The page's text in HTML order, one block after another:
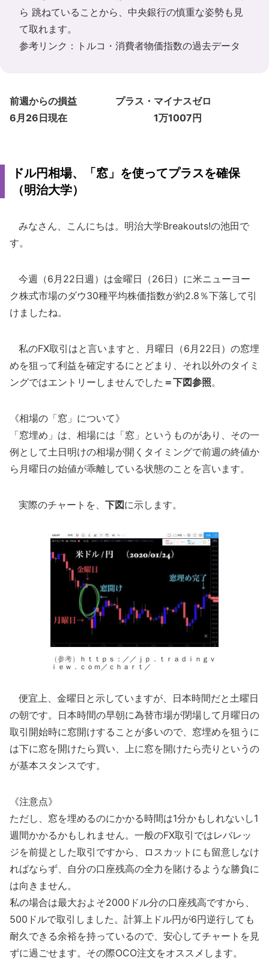
ら 跳ねていることから、中央銀行の慎重な姿勢も見
て取れます。
参考リンク：
トルコ・消費者物価指数の過去データ
前週からの損益 プラス・マイナスゼロ
6月26日現在 1万1007円
ドル円相場、「窓」を使ってプラスを確保
（明治大学）
みなさん、こんにちは。明治大学Breakouts!の池田で
す。
今週（6月22日週）は金曜日（26日）に米ニューヨー
ク株式市場のダウ30種平均株価指数が約2.8％下落して引
けましたね。
私のFX取引はと言いますと、月曜日（6月22日）の窓埋
めを狙って利益を確定するにとどまり、それ以外のタイミ
ングではエントリーしませんでした ＝下図参照。
《相場の「窓」について》
「窓埋め」は、相場には「窓」というものがあり、その一
例として土日明けの相場が開くタイミングで前週の終値か
ら月曜日の始値が乖離している状態のことを言います。
実際のチャートを、 下図に示します。
（参考）
ｈｔｔｐｓ：／／ｊｐ．ｔｒａｄｉｎｇｖ
ｉｅｗ．ｃｏｍ／ｃｈａｒｔ／
便宜上、金曜日と示していますが、日本時間だと土曜日
の朝です。日本時間の早朝に為替市場が閉場して月曜日の
取引開始時に窓開けすることが多いので、窓埋めを狙うに
は下に窓を開けたら買い、上に窓を開けたら売りというの
が基本スタンスです。
《注意点》
ただし、窓を埋めるのにかかる時間は1分かもしれないし1
週間かかるかもしれません。一般のFX取引ではレバレッ
ジを前提とした取引ですから、ロスカットにも留意しなけ
ればならず、自分の口座残高の全力を賭けるような勝負に
は向きません。
私の場合は最大およそ2000ドル分の口座残高ですから、
500ドルで取引しました。計算上ドル円が6円逆行しても
耐久できる余裕を持っているので、安心してチャートを見
ずに過ごせます。その際OCO注文をオススメします。